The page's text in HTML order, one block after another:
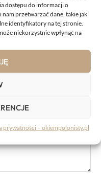
dostępu do informacji o
przetwarzać dane, takie jak
identyfikatory na tej stronie.
niekorzystnie wpłynąć na
prywatności – okiempolonisty.pl